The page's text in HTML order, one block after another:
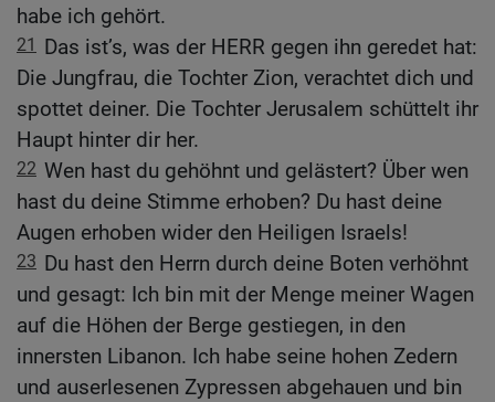
habe ich gehört.
21
Das ist’s, was der HERR gegen ihn geredet hat:
Die Jungfrau, die Tochter Zion, verachtet dich und
spottet deiner. Die Tochter Jerusalem schüttelt ihr
Haupt hinter dir her.
22 Wen hast du gehöhnt und gelästert? Über wen
hast du deine Stimme erhoben? Du hast deine
Augen erhoben wider den Heiligen Israels!
23 Du hast den Herrn durch deine Boten verhöhnt
und gesagt: Ich bin mit der Menge meiner Wagen
auf die Höhen der Berge gestiegen, in den
innersten Libanon. Ich habe seine hohen Zedern
und auserlesenen Zypressen abgehauen und bin